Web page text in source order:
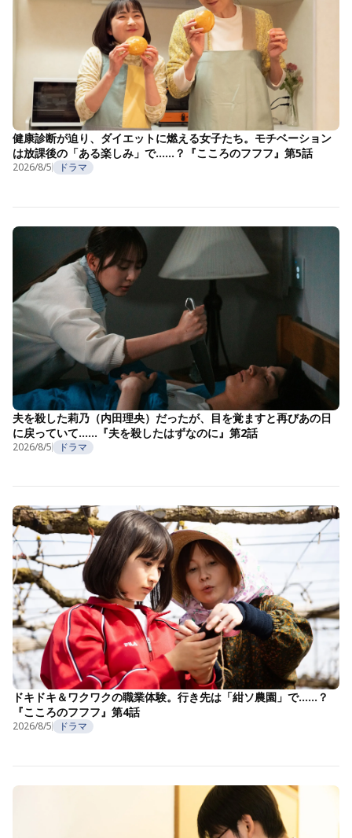
健康診断が迫り、ダイエットに燃える女子たち。モチベーション
は放課後の「ある楽しみ」で……？『こころのフフフ』第5話
2026/8/5 ドラマ
夫を殺した莉乃（内田理央）だったが、目を覚ますと再びあの日
に戻っていて……『夫を殺したはずなのに』第2話
2026/8/5 ドラマ
ドキドキ＆ワクワクの職業体験。行き先は「紺ソ農園」で……？
『こころのフフフ』第4話
2026/8/5 ドラマ